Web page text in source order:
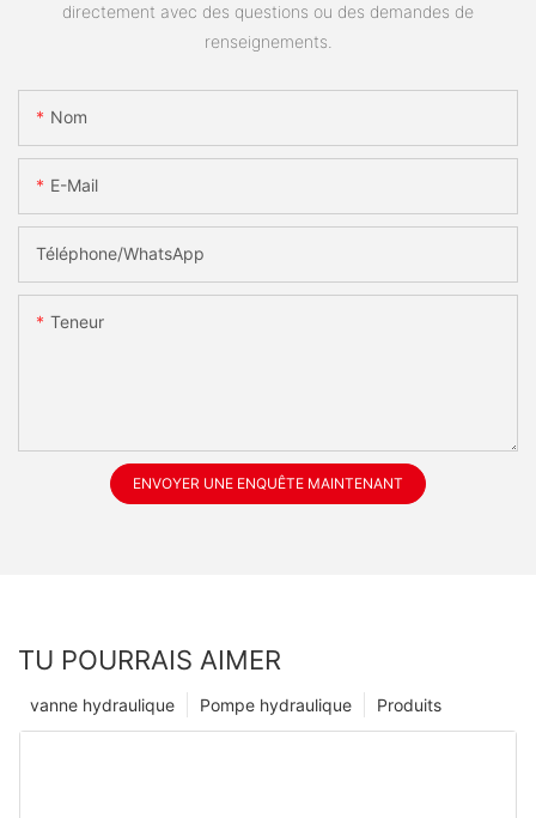
directement avec des questions ou des demandes de
renseignements.
Nom
E-Mail
Téléphone/WhatsApp
Teneur
ENVOYER UNE ENQUÊTE MAINTENANT
TU POURRAIS AIMER
Produits
Pompe hydraulique
vanne hydraulique